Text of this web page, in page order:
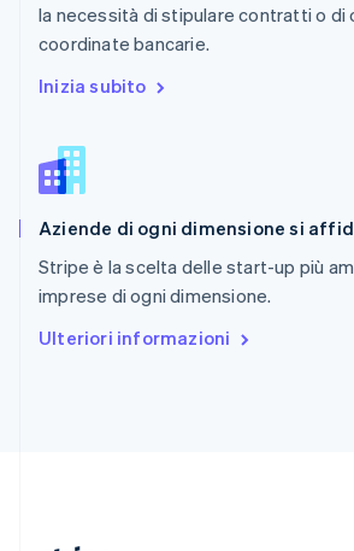
la necessità di stipulare contratti o di
coordinate bancarie.
Inizia subito
Aziende di ogni dimensione si
Stripe è la scelta delle start-up più
imprese di ogni dimensione.
Ulteriori informazioni
Repubblica Ceca
English
Romania
English
Slovacchia
Slovenia
Spagna
Español English
EnglishEspañol简体中文